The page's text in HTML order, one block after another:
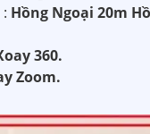
Hồng Ngoại 20m
360.
Zoom.